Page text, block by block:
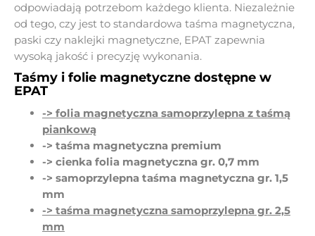
odpowiadają potrzebom każdego klienta. Niezależnie
od tego, czy jest to standardowa taśma magnetyczna,
paski czy naklejki magnetyczne, EPAT zapewnia
wysoką jakość i precyzję wykonania.
Taśmy i folie magnetyczne dostępne w
EPAT
-> folia magnetyczna samoprzylepna z taśmą
piankową
-> taśma magnetyczna premium
-> cienka folia magnetyczna gr. 0,7 mm
-> samoprzylepna taśma magnetyczna gr. 1,5
mm
-> taśma magnetyczna samoprzylepna gr. 2,5
mm